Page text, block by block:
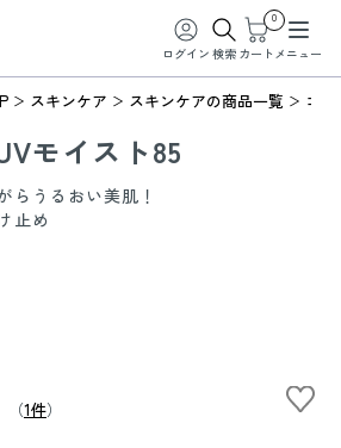
ログイン 検索
0
カート メニュー
スキンケア スキンケアの商品一覧 コ
モイスト85
らうるおい美肌！
止め
（1件）